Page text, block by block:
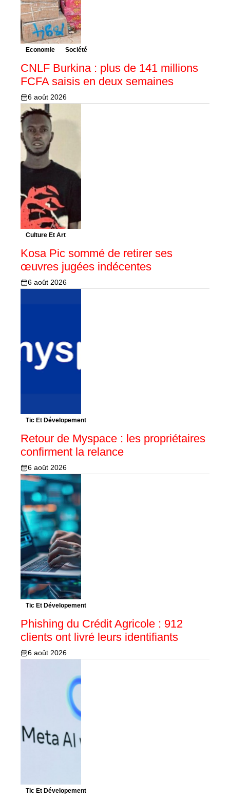
Economie Société
CNLF Burkina : plus de 141 millions
FCFA saisis en deux semaines
6 août 2026
Culture Et Art
Kosa Pic sommé de retirer ses
œuvres jugées indécentes
6 août 2026
Tic Et Dévelopement
Retour de Myspace : les propriétaires
confirment la relance
6 août 2026
Tic Et Dévelopement
Phishing du Crédit Agricole : 912
clients ont livré leurs identifiants
6 août 2026
Tic Et Dévelopement